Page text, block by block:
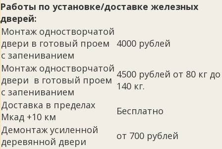
Работы по установке/доставке железных
дверей:
Монтаж одностворчатой
двери в готовый проем
с запениванием
4000 рублей
Монтаж одностворчатой
двери в готовый проем
с запениванием
4500 рублей от 80 кг до
140 кг.
Доставка в пределах
Мкад +10 км
Бесплатно
Демонтаж усиленной
деревянной двери
от 700 рублей